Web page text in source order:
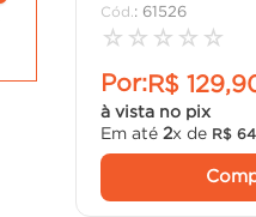
: 61526
☆ ☆ ☆ ☆ ☆
Por:R$ 129,
à vista no pix
Em até 2x de R$ 64,